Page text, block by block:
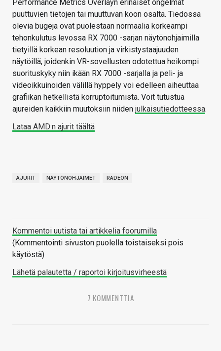
Performance Metrics Overlayn erinäiset ongelmat
puuttuvien tietojen tai muuttuvan koon osalta. Tiedossa
olevia bugeja ovat puolestaan normaalia korkeampi
tehonkulutus levossa RX 7000 -sarjan näytönohjaimilla
tietyillä korkean resoluution ja virkistystaajuuden
näytöillä, joidenkin VR-sovellusten odotettua heikompi
suorituskyky niin ikään RX 7000 -sarjalla ja peli- ja
videoikkuinoiden välillä hyppely voi edelleen aiheuttaa
grafiikan hetkellistä korruptoitumista. Voit tutustua
ajureiden kaikkiin muutoksiin niiden julkaisutiedotteessa.
Lataa AMD:n ajurit täältä
AJURIT NÄYTÖNOHJAIMET RADEON
Kommentoi uutista tai artikkelia foorumilla
(Kommentointi sivuston puolella toistaiseksi pois
käytöstä)
Lähetä palautetta / raportoi kirjoitusvirheestä
7 KOMMENTTIA